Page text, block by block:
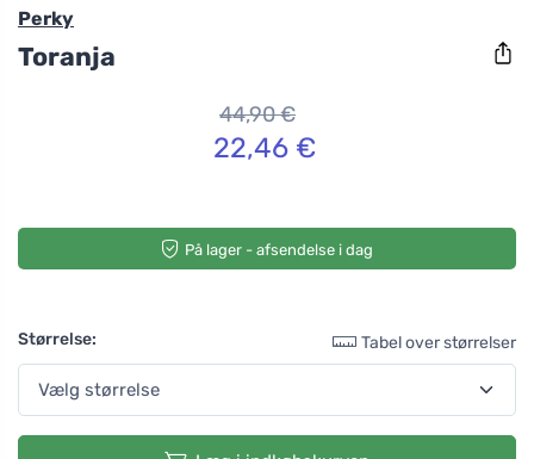
Perky
Toranja
44,90 €
22,46 €
På lager - afsendelse i dag
Størrelse: Tabel over størrelser